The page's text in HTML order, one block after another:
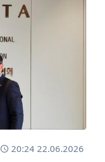
20:24 22.06.2026